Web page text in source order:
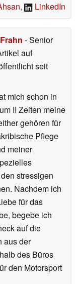
, LinkedIn
- Senior
auf
seit
mich schon in
II Zeiten meine
gehören für
Pflege
meiner
stressigen
Nachdem ich
für das
begebe ich
auf die
aus der
des Büros
den Motorsport